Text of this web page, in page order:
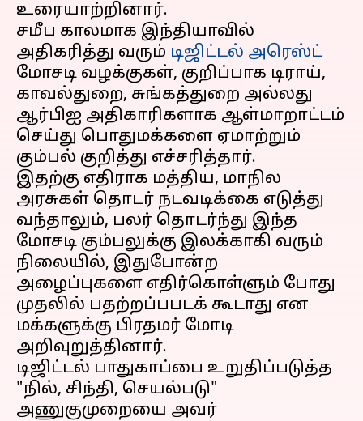
உரையாற்றினார்.
சமீப காலமாக இந்தியாவில்
அதிகரித்து வரும் டிஜிட்டல் அரெஸ்ட்
மோசடி வழக்குகள், குறிப்பாக டிராய்,
காவல்துறை, சுங்கத்துறை அல்லது
ஆர்பிஐ அதிகாரிகளாக ஆள்மாறாட்டம்
செய்து பொதுமக்களை ஏமாற்றும்
கும்பல் குறித்து எச்சரித்தார்.
இதற்கு எதிராக மத்திய, மாநில
அரசுகள் தொடர் நடவடிக்கை எடுத்து
வந்தாலும், பலர் தொடர்ந்து இந்த
மோசடி கும்பலுக்கு இலக்காகி வரும்
நிலையில், இதுபோன்ற
அழைப்புகளை எதிர்கொள்ளும் போது
முதலில் பதற்றப்பபடக் கூடாது என
மக்களுக்கு பிரதமர் மோடி
அறிவுறுத்தினார்.
டிஜிட்டல் பாதுகாப்பை உறுதிப்படுத்த
"நில், சிந்தி, செயல்படு"
அணுகுமுறையை அவர்